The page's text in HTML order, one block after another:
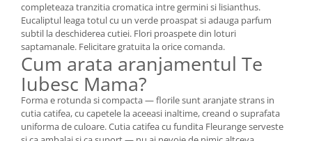
completeaza tranzitia cromatica intre germini si lisianthus.
Eucaliptul leaga totul cu un verde proaspat si adauga parfum
subtil la deschiderea cutiei. Flori proaspete din loturi
saptamanale. Felicitare gratuita la orice comanda.
Cum arata aranjamentul Te
Iubesc Mama?
Forma e rotunda si compacta — florile sunt aranjate strans in
cutia catifea, cu capetele la aceeasi inaltime, creand o suprafata
uniforma de culoare. Cutia catifea cu fundita Fleurange serveste